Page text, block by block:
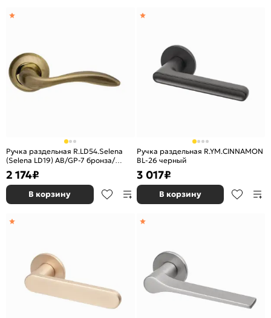
Ручка раздельная R.LD54.Selena
(Selena LD19) AB/GP-7 бронза/
золото
2 174₽
В корзину
Ручка раздельная R.YM.CINNAMON
BL-26 черный
3 017₽
В корзину